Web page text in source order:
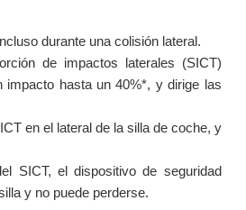
durante una colisión lateral.
de impactos laterales (SICT)
impacto hasta un 40%*, y dirige las
en el lateral de la silla de coche, y
SICT, el dispositivo de seguridad
y no puede perderse.